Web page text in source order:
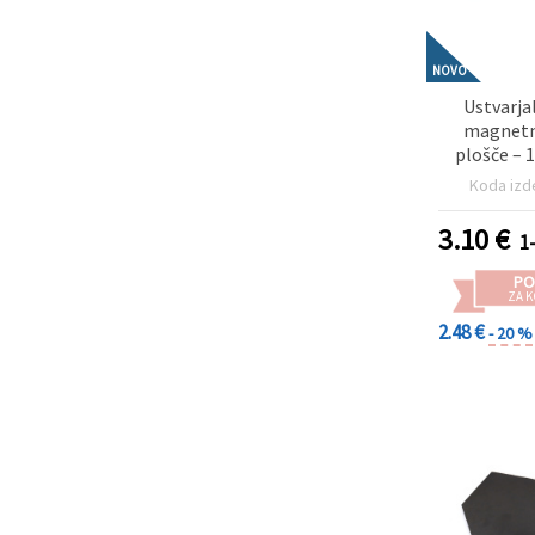
NOVO
plošče –
gladka
otroške
Koda
3.10€
ZA
2.48 €- 20 %